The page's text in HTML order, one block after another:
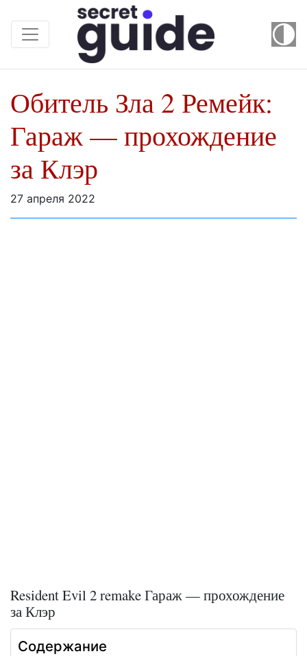
Обитель Зла 2 Ремейк:
Гараж — прохождение
за Клэр
27 апреля 2022
Resident Evil 2 remake Гараж — прохождение
за Клэр
Содержание